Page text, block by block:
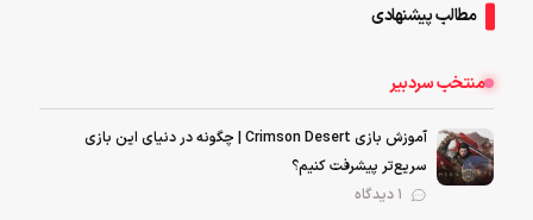
مطالب پیشنهادی
منتخب سردبیر
آموزش بازی Crimson Desert | چگونه در دنیای این بازی
سریع‌تر پیشرفت کنیم؟